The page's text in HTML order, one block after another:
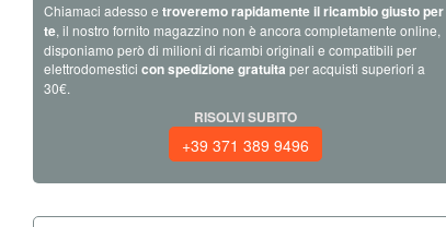
Chiamaci adesso e troveremo rapidamente il ricambio giusto per
te, il nostro fornito magazzino non è ancora completamente online,
disponiamo però di milioni di ricambi originali e compatibili per
elettrodomestici con spedizione gratuita per acquisti superiori a
30€.
RISOLVI SUBITO
+39 371 389 9496